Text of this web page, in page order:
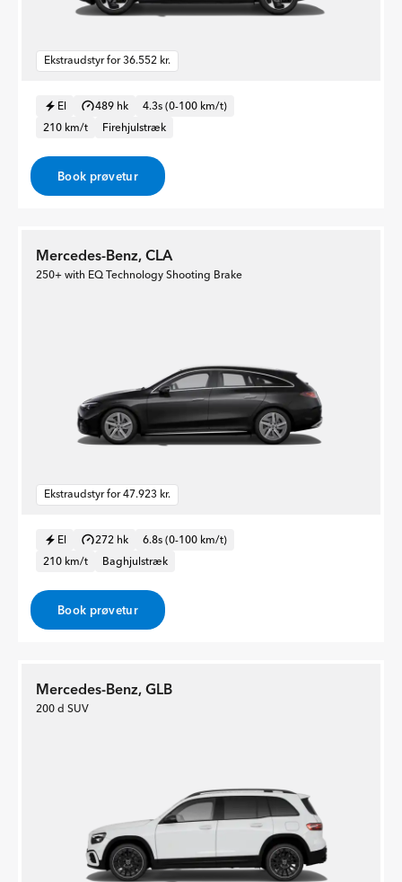
Ekstraudstyr for 36.552 kr.
El 489 hk
4.3s (0-100 km/t)
210 km/t
Firehjulstræk
Book prøvetur
Mercedes-Benz, CLA
250+ with EQ Technology Shooting Brake
Ekstraudstyr for 47.923 kr.
El 272 hk
6.8s (0-100 km/t)
210 km/t
Baghjulstræk
Book prøvetur
Mercedes-Benz, GLB
200 d SUV